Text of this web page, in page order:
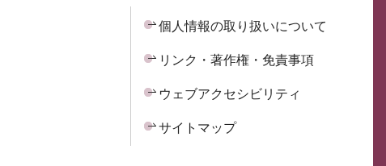
個人情報の取り扱いについて
リンク・著作権・免責事項
ウェブアクセシビリティ
サイトマップ